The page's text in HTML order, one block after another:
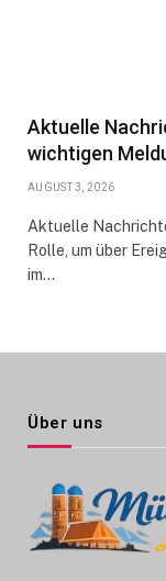
Aktuelle
wichtigen
AUGUST 3, 2026
Aktuelle
Rolle, um über
im…
Über uns